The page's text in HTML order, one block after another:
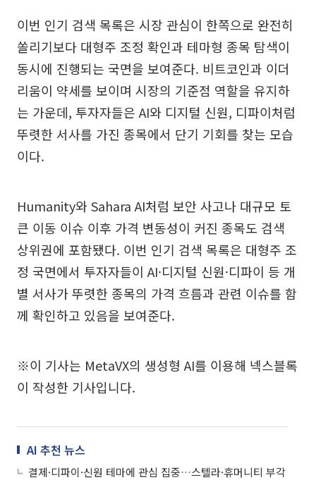
이번 인기 검색 목록은 시장 관심이 한쪽으로 완전히
쏠리기보다 대형주 조정 확인과 테마형 종목 탐색이
동시에 진행되는 국면을 보여준다. 비트코인과 이더
리움이 약세를 보이며 시장의 기준점 역할을 유지하
는 가운데, 투자자들은 AI와 디지털 신원, 디파이처럼
뚜렷한 서사를 가진 종목에서 단기 기회를 찾는 모습
이다.
Humanity와 Sahara AI처럼 보안 사고나 대규모 토
큰 이동 이슈 이후 가격 변동성이 커진 종목도 검색
상위권에 포함됐다. 이번 인기 검색 목록은 대형주 조
정 국면에서 투자자들이 AI·디지털 신원·디파이 등 개
별 서사가 뚜렷한 종목의 가격 흐름과 관련 이슈를 함
께 확인하고 있음을 보여준다.
※이 기사는 MetaVX의 생성형 AI를 이용해 넥스블록
이 작성한 기사입니다.
AI 추천 뉴스
결제·디파이·신원 테마에 관심 집중…스텔라·휴머니티 부각